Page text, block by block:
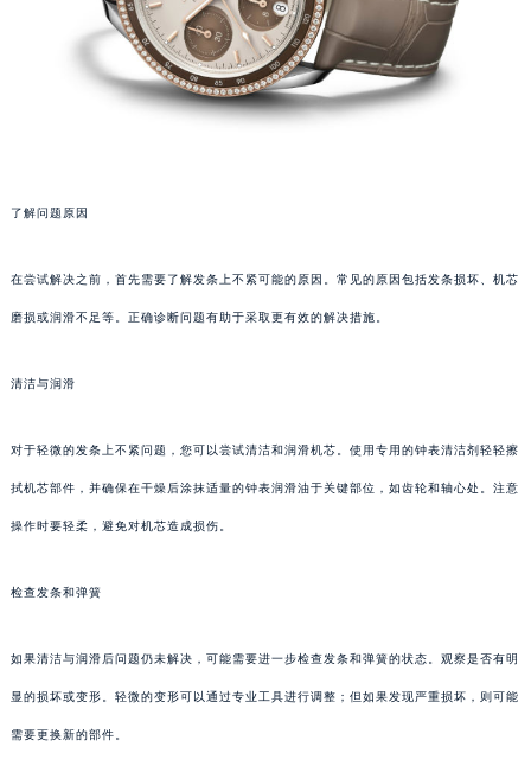
了解问题原因
在尝试解决之前，首先需要了解发条上不紧可能的原因。常见的原因包括发条损坏、机芯
磨损或润滑不足等。正确诊断问题有助于采取更有效的解决措施。
清洁与润滑
对于轻微的发条上不紧问题，您可以尝试清洁和润滑机芯。使用专用的钟表清洁剂轻轻擦
拭机芯部件，并确保在干燥后涂抹适量的钟表润滑油于关键部位，如齿轮和轴心处。注意
操作时要轻柔，避免对机芯造成损伤。
检查发条和弹簧
如果清洁与润滑后问题仍未解决，可能需要进一步检查发条和弹簧的状态。观察是否有明
显的损坏或变形。轻微的变形可以通过专业工具进行调整；但如果发现严重损坏，则可能
需要更换新的部件。